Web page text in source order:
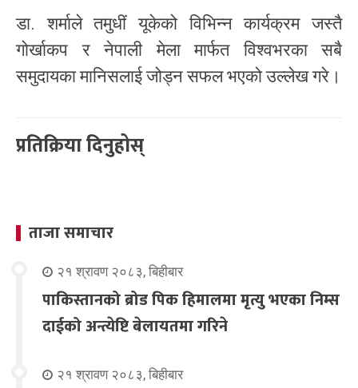
डा. शर्माले तमुधीं यूकेको विभिन्न कार्यक्रम जस्तै
गोर्खाकप र नेपाली मेला मार्फत विश्वभरका सबै
समुदायका मानिसलाई जोड्न सफल भएको उल्लेख गरे।
प्रतिक्रिया दिनुहोस्
ताजा समाचार
२१ श्रावण २०८३, बिहीबार
पाकिस्तानको ब्रोड पिक हिमालमा मृत्यु भएका निम्स
दाईको अन्त्येष्टि बेलायतमा गरिने
२१ श्रावण २०८३, बिहीबार